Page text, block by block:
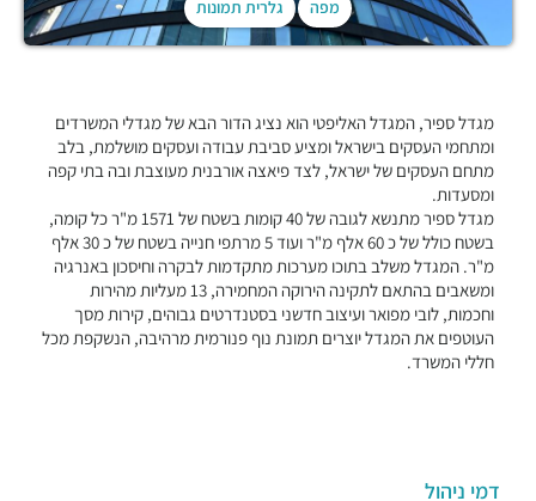
מפה גלרית תמונות
מגדל ספיר, המגדל האליפטי הוא נציג הדור הבא של מגדלי המשרדים
ומתחמי העסקים בישראל ומציע סביבת עבודה ועסקים מושלמת, בלב
מתחם העסקים של ישראל, לצד פיאצה אורבנית מעוצבת ובה בתי קפה
ומסעדות.
מגדל ספיר מתנשא לגובה של 40 קומות בשטח של 1571 מ"ר כל קומה,
בשטח כולל של כ 60 אלף מ"ר ועוד 5 מרתפי חנייה בשטח של כ 30 אלף
מ"ר. המגדל משלב בתוכו מערכות מתקדמות לבקרה וחיסכון באנרגיה
ומשאבים בהתאם לתקינה הירוקה המחמירה, 13 מעליות מהירות
וחכמות, לובי מפואר ועיצוב חדשני בסטנדרטים גבוהים, קירות מסך
העוטפים את המגדל יוצרים תמונת נוף פנורמית מרהיבה, הנשקפת מכל
חללי המשרד.
דמי ניהול